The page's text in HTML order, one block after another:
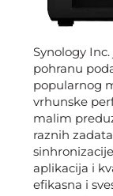
Synology
pohranu
popularnog
vrhunske
malim
raznih
aplikacija i
efikasna i